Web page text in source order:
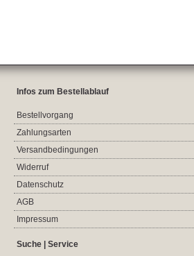
Infos zum Bestellablauf
Bestellvorgang
Zahlungsarten
Versandbedingungen
Widerruf
Datenschutz
AGB
Impressum
Suche | Service